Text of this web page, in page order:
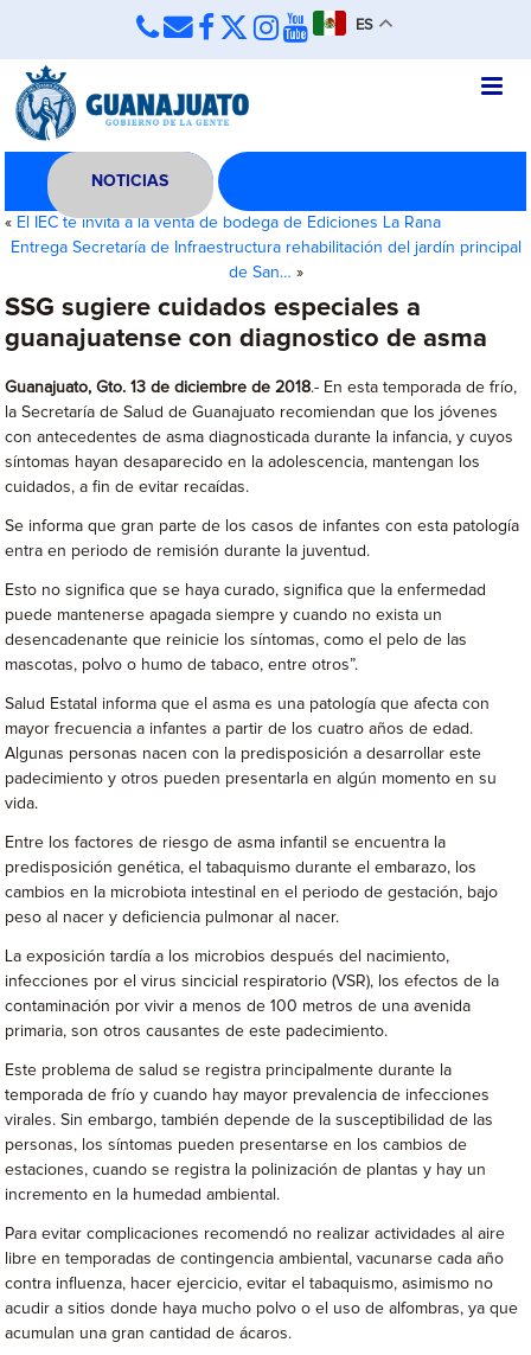
ES
NOTICIAS
« El IEC te invita a la venta de bodega de Ediciones La Rana
Entrega Secretaría de Infraestructura rehabilitación del jardín principal
de San… »
SSG sugiere cuidados especiales a
guanajuatense con diagnostico de asma
Guanajuato, Gto. 13 de diciembre de 2018.- En esta temporada de frío,
la Secretaría de Salud de Guanajuato recomiendan que los jóvenes
con antecedentes de asma diagnosticada durante la infancia, y cuyos
síntomas hayan desaparecido en la adolescencia, mantengan los
cuidados, a fin de evitar recaídas.
Se informa que gran parte de los casos de infantes con esta patología
entra en periodo de remisión durante la juventud.
Esto no significa que se haya curado, significa que la enfermedad
puede mantenerse apagada siempre y cuando no exista un
desencadenante que reinicie los síntomas, como el pelo de las
mascotas, polvo o humo de tabaco, entre otros”.
Salud Estatal informa que el asma es una patología que afecta con
mayor frecuencia a infantes a partir de los cuatro años de edad.
Algunas personas nacen con la predisposición a desarrollar este
padecimiento y otros pueden presentarla en algún momento en su
vida.
Entre los factores de riesgo de asma infantil se encuentra la
predisposición genética, el tabaquismo durante el embarazo, los
cambios en la microbiota intestinal en el periodo de gestación, bajo
peso al nacer y deficiencia pulmonar al nacer.
La exposición tardía a los microbios después del nacimiento,
infecciones por el virus sincicial respiratorio (VSR), los efectos de la
contaminación por vivir a menos de 100 metros de una avenida
primaria, son otros causantes de este padecimiento.
Este problema de salud se registra principalmente durante la
temporada de frío y cuando hay mayor prevalencia de infecciones
virales. Sin embargo, también depende de la susceptibilidad de las
personas, los síntomas pueden presentarse en los cambios de
estaciones, cuando se registra la polinización de plantas y hay un
incremento en la humedad ambiental.
Para evitar complicaciones recomendó no realizar actividades al aire
libre en temporadas de contingencia ambiental, vacunarse cada año
contra influenza, hacer ejercicio, evitar el tabaquismo, asimismo no
acudir a sitios donde haya mucho polvo o el uso de alfombras, ya que
acumulan una gran cantidad de ácaros.